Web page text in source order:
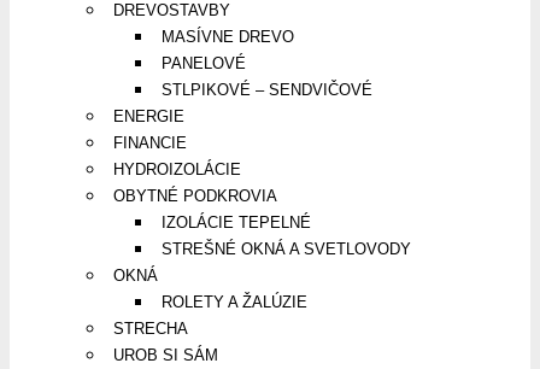
DREVOSTAVBY
MASÍVNE DREVO
PANELOVÉ
STLPIKOVÉ – SENDVIČOVÉ
ENERGIE
FINANCIE
HYDROIZOLÁCIE
OBYTNÉ PODKROVIA
IZOLÁCIE TEPELNÉ
STREŠNÉ OKNÁ A SVETLOVODY
OKNÁ
ROLETY A ŽALÚZIE
STRECHA
UROB SI SÁM